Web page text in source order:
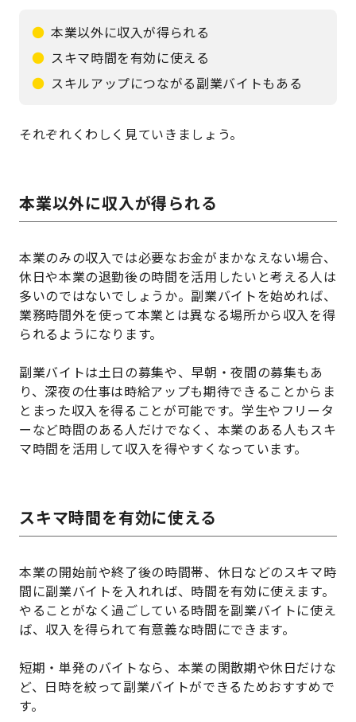
本業以外に収入が得られる
スキマ時間を有効に使える
スキルアップにつながる副業バイトもある
それぞれくわしく見ていきましょう。
本業以外に収入が得られる
本業のみの収入では必要なお金がまかなえない場合、
休日や本業の退勤後の時間を活用したいと考える人は
多いのではないでしょうか。副業バイトを始めれば、
業務時間外を使って本業とは異なる場所から収入を得
られるようになります。
副業バイトは土日の募集や、早朝・夜間の募集もあ
り、深夜の仕事は時給アップも期待できることからま
とまった収入を得ることが可能です。学生やフリータ
ーなど時間のある人だけでなく、本業のある人もスキ
マ時間を活用して収入を得やすくなっています。
スキマ時間を有効に使える
本業の開始前や終了後の時間帯、休日などのスキマ時
間に副業バイトを入れれば、時間を有効に使えます。
やることがなく過ごしている時間を副業バイトに使え
ば、収入を得られて有意義な時間にできます。
短期・単発のバイトなら、本業の閑散期や休日だけな
ど、日時を絞って副業バイトができるためおすすめで
す。